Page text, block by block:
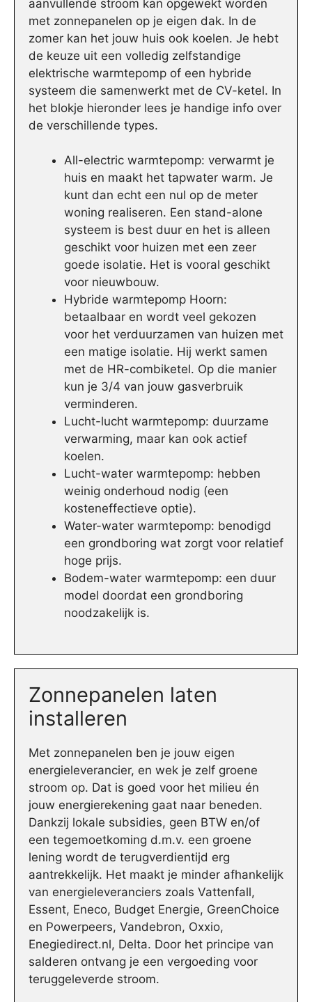
aanvullende stroom kan opgewekt worden
met zonnepanelen op je eigen dak. In de
zomer kan het jouw huis ook koelen. Je hebt
de keuze uit een volledig zelfstandige
elektrische warmtepomp of een hybride
systeem die samenwerkt met de CV-ketel. In
het blokje hieronder lees je handige info over
de verschillende types.
All-electric warmtepomp: verwarmt je
huis en maakt het tapwater warm. Je
kunt dan echt een nul op de meter
woning realiseren. Een stand-alone
systeem is best duur en het is alleen
geschikt voor huizen met een zeer
goede isolatie. Het is vooral geschikt
voor nieuwbouw.
Hybride warmtepomp Hoorn:
betaalbaar en wordt veel gekozen
voor het verduurzamen van huizen met
een matige isolatie. Hij werkt samen
met de HR-combiketel. Op die manier
kun je 3/4 van jouw gasverbruik
verminderen.
Lucht-lucht warmtepomp: duurzame
verwarming, maar kan ook actief
koelen.
Lucht-water warmtepomp: hebben
weinig onderhoud nodig (een
kosteneffectieve optie).
Water-water warmtepomp: benodigd
een grondboring wat zorgt voor relatief
hoge prijs.
Bodem-water warmtepomp: een duur
model doordat een grondboring
noodzakelijk is.
Zonnepanelen laten
installeren
Met zonnepanelen ben je jouw eigen
energieleverancier, en wek je zelf groene
stroom op. Dat is goed voor het milieu én
jouw energierekening gaat naar beneden.
Dankzij lokale subsidies, geen BTW en/of
een tegemoetkoming d.m.v. een groene
lening wordt de terugverdientijd erg
aantrekkelijk. Het maakt je minder afhankelijk
van energieleveranciers zoals Vattenfall,
Essent, Eneco, Budget Energie, GreenChoice
en Powerpeers, Vandebron, Oxxio,
Enegiedirect.nl, Delta. Door het principe van
salderen ontvang je een vergoeding voor
teruggeleverde stroom.